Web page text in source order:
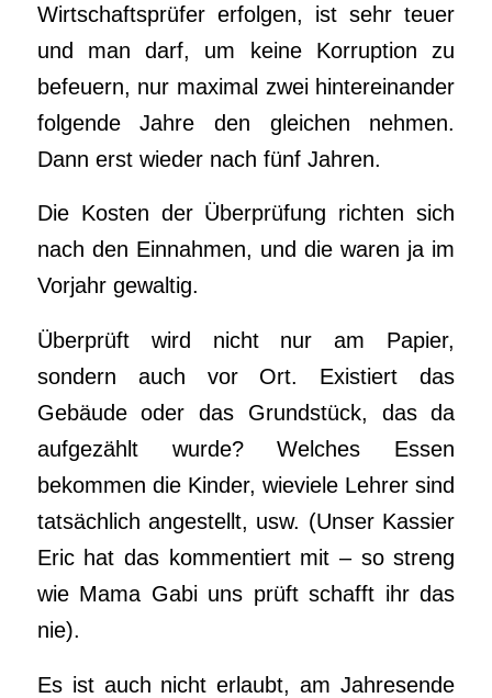
Wirtschaftsprüfer erfolgen, ist sehr teuer
und man darf, um keine Korruption zu
befeuern, nur maximal zwei hintereinander
folgende Jahre den gleichen nehmen.
Dann erst wieder nach fünf Jahren.
Die Kosten der Überprüfung richten sich
nach den Einnahmen, und die waren ja im
Vorjahr gewaltig.
Überprüft wird nicht nur am Papier,
sondern auch vor Ort. Existiert das
Gebäude oder das Grundstück, das da
aufgezählt wurde? Welches Essen
bekommen die Kinder, wieviele Lehrer sind
tatsächlich angestellt, usw. (Unser Kassier
Eric hat das kommentiert mit – so streng
wie Mama Gabi uns prüft schafft ihr das
nie).
Es ist auch nicht erlaubt, am Jahresende